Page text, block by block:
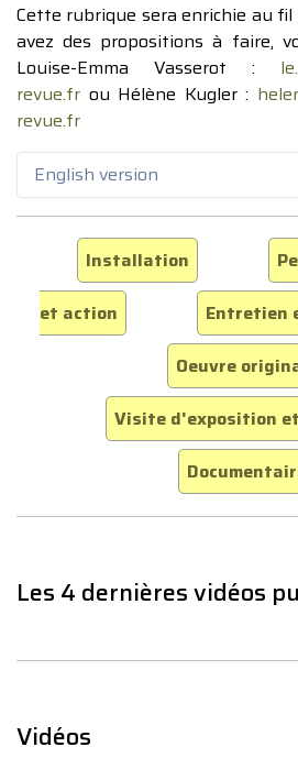
Cette rubrique sera enrichie au fil
avez des propositions à faire,
Louise-Emma Vasserot :
revue.fr ou Hélène Kugler :
revue.fr
English version
Installation
et action
Entretien
Oeuvre
Visite d'exposition
Les 4 dernières vidéos
Vidéos